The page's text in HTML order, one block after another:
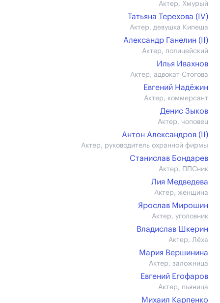
Актер, Хмурый
Татьяна Терехова (IV)
Актер, девушка Кипеша
Александр Ганелин (II)
Актер, полицейский
Илья Ивахнов
Актер, адвокат Стогова
Евгений Надёжин
Актер, коммерсант
Денис Зыков
Актер, чоповец
Антон Александров (II)
Актер, руководитель охранной фирмы
Станислав Бондарев
Актер, ППСник
Лия Медведева
Актер, женщина
Ярослав Мирошин
Актер, уголовник
Владислав Шкерин
Актер, Лёха
Мария Вершинина
Актер, заложница
Евгений Егофаров
Актер, пьяница
Михаил Карпенко